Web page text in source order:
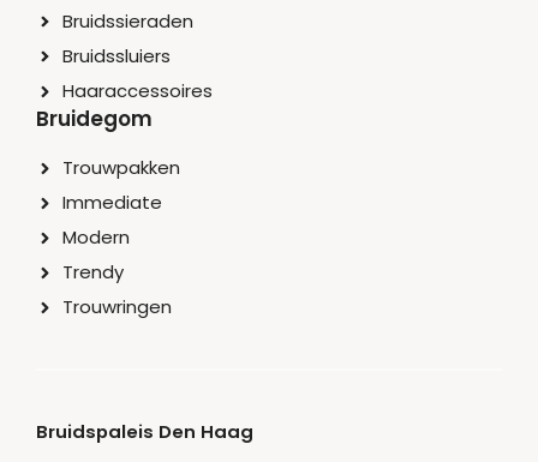
Bruidssieraden
Bruidssluiers
Haaraccessoires
Bruidegom
Trouwpakken
Immediate
Modern
Trendy
Trouwringen
Bruidspaleis Den Haag